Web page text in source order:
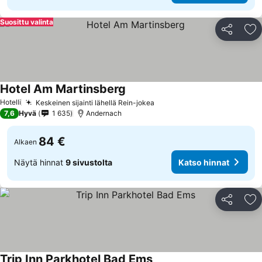
Jaa
Suosittu valinta
Hotelli Keskeinen sijainti lähellä Rein-jokea
Hotel Am Martinsberg
7,6 Hyvä 1 635 Andernach
Alkaen 84 €
Näytä hinnat 9 sivustolta Katso hinnat
Jaa
Trip Inn Parkhotel Bad Ems